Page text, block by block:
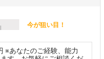
今が狙い目！
※あなたのご経験、能力